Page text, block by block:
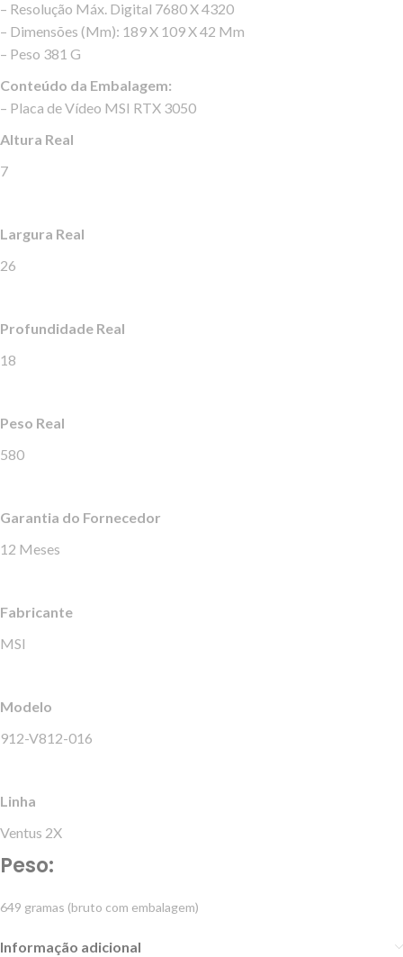
– Resolução Máx. Digital 7680 X 4320
– Dimensões (Mm): 189 X 109 X 42 Mm
– Peso 381 G
Conteúdo da Embalagem:
– Placa de Vídeo MSI RTX 3050
Altura Real
7
Largura Real
26
Profundidade Real
18
Peso Real
580
Garantia do Fornecedor
12 Meses
Fabricante
MSI
Modelo
912-V812-016
Linha
Ventus 2X
Peso:
649 gramas (bruto com embalagem)
Informação adicional